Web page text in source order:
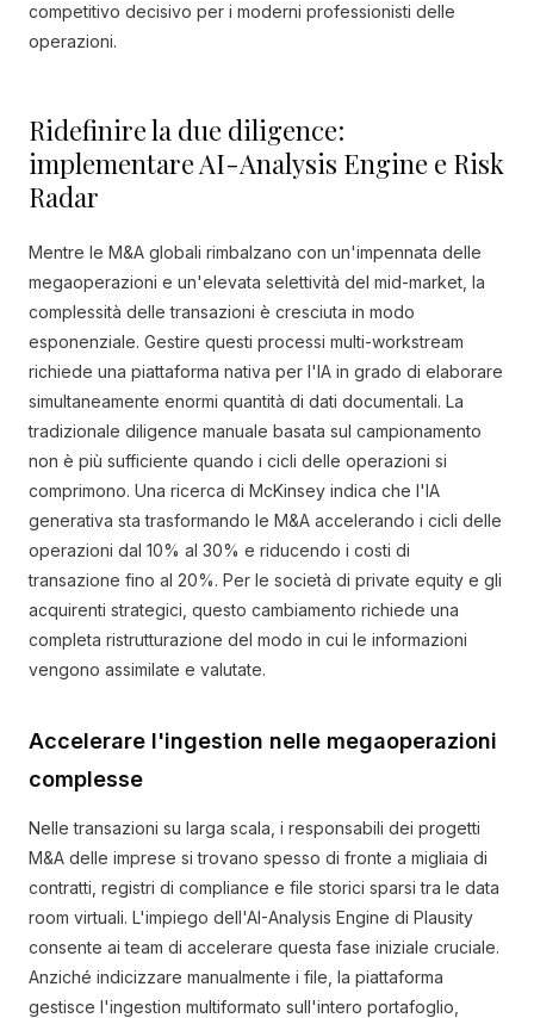
competitivo decisivo per i moderni professionisti delle
operazioni.
Ridefinire la due diligence:
implementare AI-Analysis Engine e Risk
Radar
Mentre le M&A globali rimbalzano con un'impennata delle
megaoperazioni e un'elevata selettività del mid-market, la
complessità delle transazioni è cresciuta in modo
esponenziale. Gestire questi processi multi-workstream
richiede una piattaforma nativa per l'IA in grado di elaborare
simultaneamente enormi quantità di dati documentali. La
tradizionale diligence manuale basata sul campionamento
non è più sufficiente quando i cicli delle operazioni si
comprimono. Una ricerca di McKinsey indica che l'IA
generativa sta trasformando le M&A accelerando i cicli delle
operazioni dal 10% al 30% e riducendo i costi di
transazione fino al 20%. Per le società di private equity e gli
acquirenti strategici, questo cambiamento richiede una
completa ristrutturazione del modo in cui le informazioni
vengono assimilate e valutate.
Accelerare l'ingestion nelle megaoperazioni
complesse
Nelle transazioni su larga scala, i responsabili dei progetti
M&A delle imprese si trovano spesso di fronte a migliaia di
contratti, registri di compliance e file storici sparsi tra le data
room virtuali. L'impiego dell'AI-Analysis Engine di Plausity
consente ai team di accelerare questa fase iniziale cruciale.
Anziché indicizzare manualmente i file, la piattaforma
gestisce l'ingestion multiformato sull'intero portafoglio,